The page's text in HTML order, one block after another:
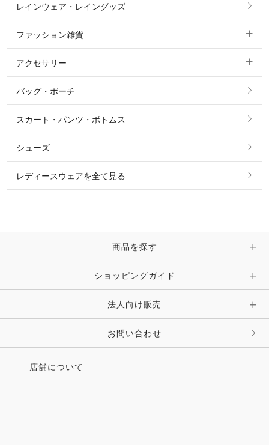
パーカー・トレーナー・スウェット
ニット・セーター
シャツ・ブラウス・ワンピース
ジャケット・ブルゾン
その他 アウター
すべての競技用ウェア
ショージャケット
ショーシャツ
レインウェア・レイングッズ
ファッション雑貨
すべてのファッション雑貨
ソックス
ベルト
マフラー・スカーフ・ストール・スヌード
時計・財布・キーケース・革小物
キーホルダー・チャーム・ストラップ
その他 ファッション雑貨
アクセサリー
すべてのアクセサリー
リング
ピアス・イヤリング
ピン・ブローチ・コサージュ
その他 アクセサリー
バッグ・ポーチ
スカート・パンツ・ボトムス
シューズ
レディースウェアを全て見る
商品を探す
ショッピングガイド
法人向け販売
お問い合わせ
店舗について